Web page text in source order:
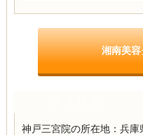
湘南美
神戸三宮院の所在地： 兵庫